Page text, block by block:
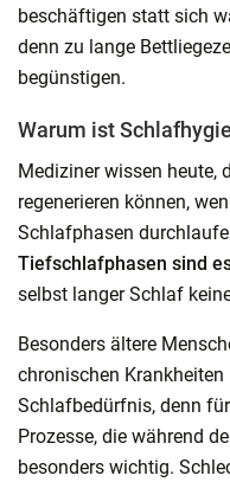
beschäftigen statt sich
denn zu lange
begünstigen.
Warum ist
Mediziner wissen heute,
regenerieren können,
Schlafphasen
Tiefschlafphasen sind
selbst langer Schlaf
Besonders ältere
chronischen
Schlafbedürfnis, denn
Prozesse, die während
besonders wichtig.